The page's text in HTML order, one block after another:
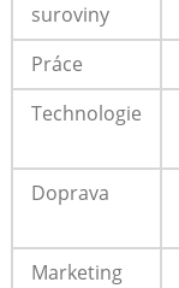
suroviny
Práce
Technologie
Doprava
Marketing